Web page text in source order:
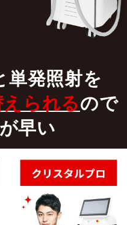
単発照射を
られるので
早い